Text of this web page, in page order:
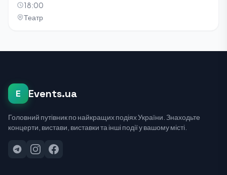
18:00
Театр
E Events.ua
Головний путівник по найкращих подіях України. Знаходьте
концерти, вистави, виставки та інші події у вашому місті.